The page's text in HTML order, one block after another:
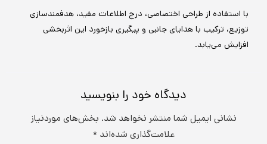
با استفاده از طراحی اختصاصی، درج اطلاعات مفید، هدفمندسازی
توزیع، ترکیب با هدایای جانبی و پیگیری بازخورد این اثربخشی
افزایش می‌یابد.
دیدگاه‌ خود را بنویسید
نشانی ایمیل شما منتشر نخواهد شد. بخش‌های موردنیاز
علامت‌گذاری شده‌اند*